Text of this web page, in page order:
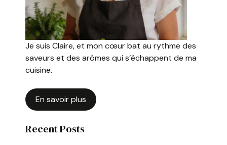
Je suis Claire, et mon cœur bat au rythme des
saveurs et des arômes qui s’échappent de ma
cuisine.
En savoir plus
Recent Posts